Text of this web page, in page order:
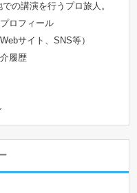
の講演を行うプロ旅人。
ロフィール
サイト、SNS等）
履歴